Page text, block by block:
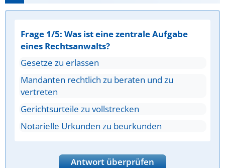
Frage 1/5: Was ist eine zentrale Aufgabe
eines Rechtsanwalts?
Gesetze zu erlassen
Mandanten rechtlich zu beraten und zu
vertreten
Gerichtsurteile zu vollstrecken
Notarielle Urkunden zu beurkunden
Antwort überprüfen